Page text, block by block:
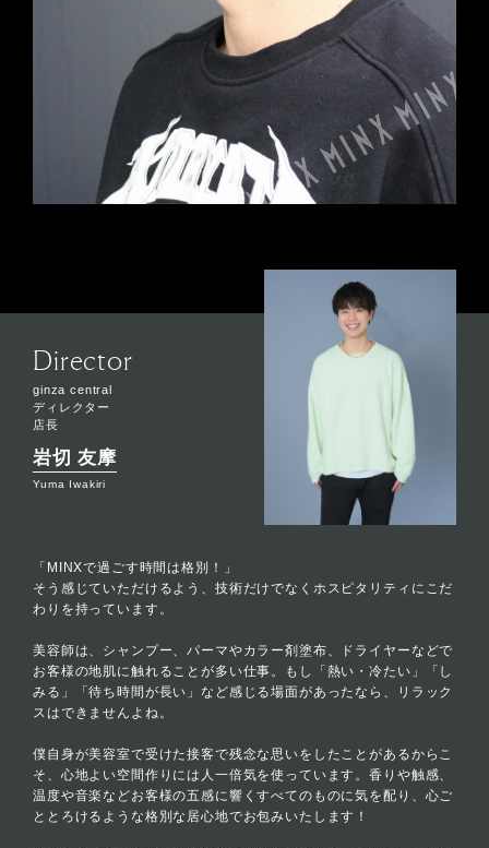
Director
ginza central
ディレクター
店長
岩切 友摩
Yuma Iwakiri
「MINXで過ごす時間は格別！」
そう感じていただけるよう、技術だけでなくホスピタリティにこだ
わりを持っています。
美容師は、シャンプー、パーマやカラー剤塗布、ドライヤーなどで
お客様の地肌に触れることが多い仕事。もし「熱い・冷たい」「し
みる」「待ち時間が長い」など感じる場面があったなら、リラック
スはできませんよね。
僕自身が美容室で受けた接客で残念な思いをしたことがあるからこ
そ、心地よい空間作りには人一倍気を使っています。香りや触感、
温度や音楽などお客様の五感に響くすべてのものに気を配り、心ご
ととろけるような格別な居心地でお包みいたします！